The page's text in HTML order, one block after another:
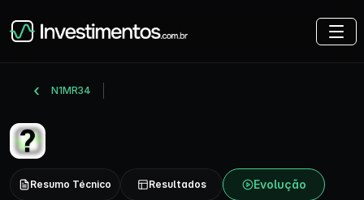
N1MR34
Resumo Técnico Resultados Evolução